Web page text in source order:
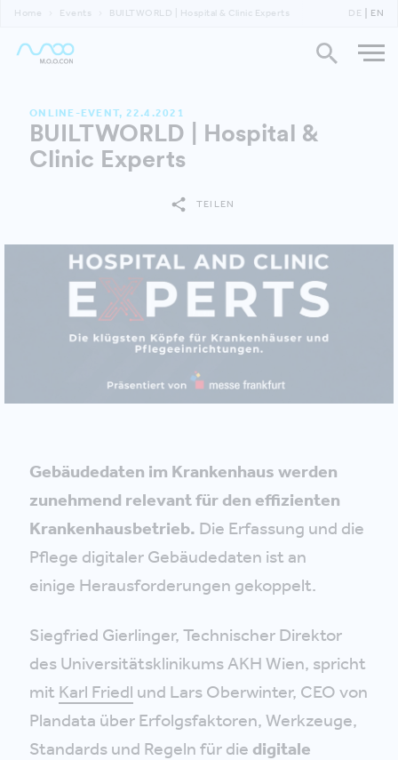
Home Events BUILTWORLD | Hospital & Clinic Experts DE EN
ONLINE-EVENT, 22.4.2021
BUILTWORLD | Hospital &
Clinic Experts
TEILEN
Gebäudedaten im Krankenhaus werden
zunehmend relevant für den effizienten
Krankenhausbetrieb. Die Erfassung und die
Pflege digitaler Gebäudedaten ist an
einige Herausforderungen gekoppelt.
Siegfried Gierlinger, Technischer Direktor
des Universitätsklinikums AKH Wien, spricht
mit Karl Friedl und Lars Oberwinter, CEO von
Plandata über Erfolgsfaktoren, Werkzeuge,
Standards und Regeln für die digitale